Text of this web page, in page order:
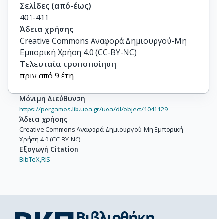
Σελίδες (από-έως)
401-411
Άδεια χρήσης
Creative Commons Αναφορά Δημιουργού-Μη
Εμπορική Χρήση 4.0 (CC-BY-NC)
Τελευταία τροποποίηση
πριν από 9 έτη
Μόνιμη Διεύθυνση
https://pergamos.lib.uoa.gr/uoa/dl/object/1041129
Άδεια χρήσης
Creative Commons Αναφορά Δημιουργού-Μη Εμπορική
Χρήση 4.0 (CC-BY-NC)
Εξαγωγή Citation
BibTeX,RIS